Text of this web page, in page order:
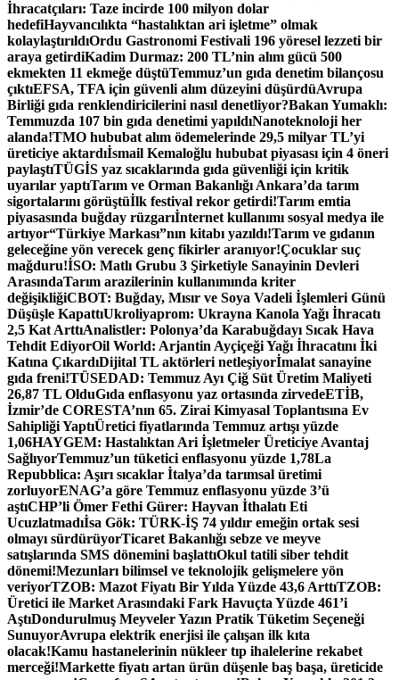
İhracatçıları: Taze incirde 100 milyon dolar
hedefiHayvancılıkta “hastalıktan ari işletme” olmak
kolaylaştırıldıOrdu Gastronomi Festivali 196 yöresel lezzeti bir
araya getirdiKadim Durmaz: 200 TL’nin alım gücü 500
ekmekten 11 ekmeğe düştüTemmuz’un gıda denetim bilançosu
çıktıEFSA, TFA için güvenli alım düzeyini düşürdüAvrupa
Birliği gıda renklendiricilerini nasıl denetliyor?Bakan Yumaklı:
Temmuzda 107 bin gıda denetimi yapıldıNanoteknoloji her
alanda!TMO hububat alım ödemelerinde 29,5 milyar TL’yi
üreticiye aktardıİsmail Kemaloğlu hububat piyasası için 4 öneri
paylaştıTÜGİS yaz sıcaklarında gıda güvenliği için kritik
uyarılar yaptıTarım ve Orman Bakanlığı Ankara’da tarım
sigortalarını görüştüİlk festival rekor getirdi!Tarım emtia
piyasasında buğday rüzgarıİnternet kullanımı sosyal medya ile
artıyor“Türkiye Markası”nın kitabı yazıldı!Tarım ve gıdanın
geleceğine yön verecek genç fikirler aranıyor!Çocuklar suç
mağduru!İSO: Matlı Grubu 3 Şirketiyle Sanayinin Devleri
ArasındaTarım arazilerinin kullanımında kriter
değişikliğiCBOT: Buğday, Mısır ve Soya Vadeli İşlemleri Günü
Düşüşle KapattıUkroliyaprom: Ukrayna Kanola Yağı İhracatı
2,5 Kat ArttıAnalistler: Polonya’da Karabuğdayı Sıcak Hava
Tehdit EdiyorOil World: Arjantin Ayçiçeği Yağı İhracatını İki
Katına ÇıkardıDijital TL aktörleri netleşiyorİmalat sanayine
gıda freni!TÜSEDAD: Temmuz Ayı Çiğ Süt Üretim Maliyeti
26,87 TL OlduGıda enflasyonu yaz ortasında zirvedeETİB,
İzmir’de CORESTA’nın 65. Zirai Kimyasal Toplantısına Ev
Sahipliği YaptıÜretici fiyatlarında Temmuz artışı yüzde
1,06HAYGEM: Hastalıktan Ari İşletmeler Üreticiye Avantaj
SağlıyorTemmuz’un tüketici enflasyonu yüzde 1,78La
Repubblica: Aşırı sıcaklar İtalya’da tarımsal üretimi
zorluyorENAG’a göre Temmuz enflasyonu yüzde 3’ü
aştıCHP’li Ömer Fethi Gürer: Hayvan İthalatı Eti
Ucuzlatmadıİsa Gök: TÜRK-İŞ 74 yıldır emeğin ortak sesi
olmayı sürdürüyorTicaret Bakanlığı sebze ve meyve
satışlarında SMS dönemini başlattıOkul tatili siber tehdit
dönemi!Mezunları bilimsel ve teknolojik gelişmelere yön
veriyorTZOB: Mazot Fiyatı Bir Yılda Yüzde 43,6 ArttıTZOB:
Üretici ile Market Arasındaki Fark Havuçta Yüzde 461’i
AştıDondurulmuş Meyveler Yazın Pratik Tüketim Seçeneği
SunuyorAvrupa elektrik enerjisi ile çalışan ilk kıta
olacak!Kamu hastanelerinin nükleer tıp ihalelerine rekabet
merceği!Markette fiyatı artan ürün düşenle baş başa, üreticide